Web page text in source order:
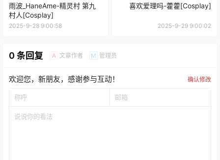
雨波_HaneAme-精灵村 第九
村人[Cosplay]
2025-9-28 9:00:58
喜欢爱理吗-藿藿[Cosplay]
2025-9-29 9:00:02
0 条回复 A 文章作者 M 管理员
欢迎您，新朋友，感谢参与互动！ 确认修改